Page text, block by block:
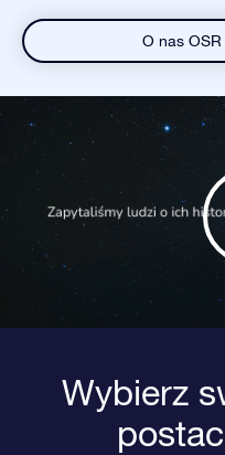
O nas OSR
Wybierz